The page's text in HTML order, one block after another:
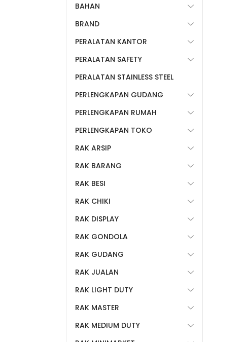
BAHAN
BRAND
PERALATAN KANTOR
PERALATAN SAFETY
PERALATAN STAINLESS STEEL
PERLENGKAPAN GUDANG
PERLENGKAPAN RUMAH
PERLENGKAPAN TOKO
RAK ARSIP
RAK BARANG
RAK BESI
RAK CHIKI
RAK DISPLAY
RAK GONDOLA
RAK GUDANG
RAK JUALAN
RAK LIGHT DUTY
RAK MASTER
RAK MEDIUM DUTY